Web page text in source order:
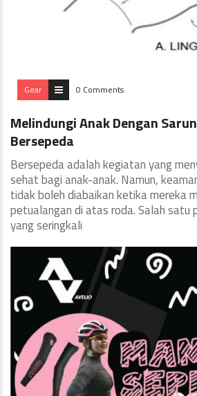
Gear 0 Comments
Melindungi Anak Dengan
Bersepeda
Bersepeda adalah kegiatan yang
sehat bagi anak-anak. Namun,
tidak boleh diabaikan ketika mereka
petualangan di atas roda. Salah satu
yang seringkali